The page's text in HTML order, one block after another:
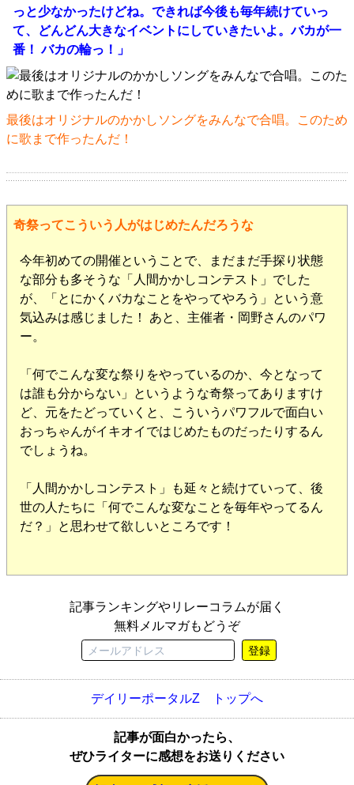
っと少なかったけどね。できれば今後も毎年続けていっ
て、どんどん大きなイベントにしていきたいよ。バカが一
番！ バカの輪っ！」
最後はオリジナルのかかしソングをみんなで合唱。このため
に歌まで作ったんだ！
奇祭ってこういう人がはじめたんだろうな
今年初めての開催ということで、まだまだ手探り状態
な部分も多そうな「人間かかしコンテスト」でした
が、「とにかくバカなことをやってやろう」という意
気込みは感じました！ あと、主催者・岡野さんのパワ
ー。
「何でこんな変な祭りをやっているのか、今となって
は誰も分からない」というような奇祭ってありますけ
ど、元をたどっていくと、こういうパワフルで面白い
おっちゃんがイキオイではじめたものだったりするん
でしょうね。
「人間かかしコンテスト」も延々と続けていって、後
世の人たちに「何でこんな変なことを毎年やってるん
だ？」と思わせて欲しいところです！
記事ランキングやリレーコラムが届く
無料メルマガもどうぞ
登録
デイリーポータルZ トップへ
記事が面白かったら、
ぜひライターに感想をお送りください